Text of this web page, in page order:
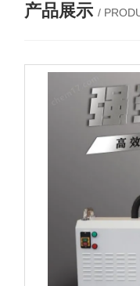
产品展示 /